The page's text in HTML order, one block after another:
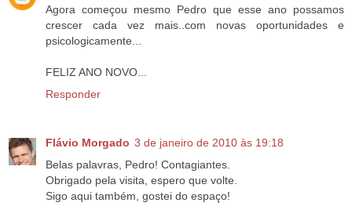
Agora começou mesmo Pedro que esse ano possamos
crescer cada vez mais..com novas oportunidades e
psicologicamente...
FELIZ ANO NOVO...
Responder
Flávio Morgado 3 de janeiro de 2010 às 19:18
Belas palavras, Pedro! Contagiantes.
Obrigado pela visita, espero que volte.
Sigo aqui também, gostei do espaço!